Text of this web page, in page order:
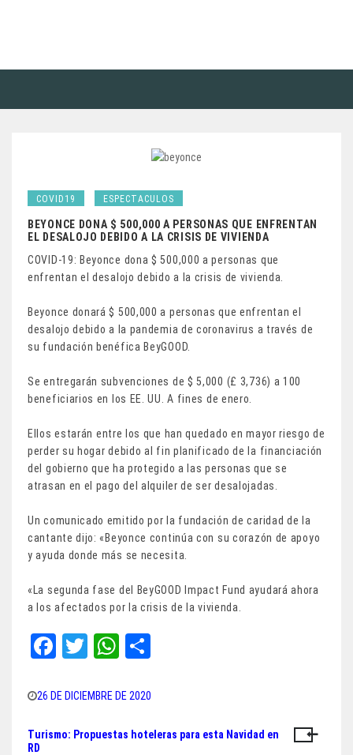
COVID19 ESPECTACULOS
BEYONCE DONA $ 500,000 A PERSONAS QUE ENFRENTAN
EL DESALOJO DEBIDO A LA CRISIS DE VIVIENDA
COVID-19: Beyonce dona $ 500,000 a personas que
enfrentan el desalojo debido a la crisis de vivienda.
Beyonce donará $ 500,000 a personas que enfrentan el
desalojo debido a la pandemia de coronavirus a través de
su fundación benéfica BeyGOOD.
Se entregarán subvenciones de $ 5,000 (£ 3,736) a 100
beneficiarios en los EE. UU. A fines de enero.
Ellos estarán entre los que han quedado en mayor riesgo de
perder su hogar debido al fin planificado de la financiación
del gobierno que ha protegido a las personas que se
atrasan en el pago del alquiler de ser desalojadas.
Un comunicado emitido por la fundación de caridad de la
cantante dijo: «Beyonce continúa con su corazón de apoyo
y ayuda donde más se necesita.
«La segunda fase del BeyGOOD Impact Fund ayudará ahora
a los afectados por la crisis de la vivienda.
Fa
bo
ok
T
tt
W
ts
A
pp
26 DE DICIEMBRE DE 2020
Navegación
Turismo: Propuestas hoteleras para esta Navidad en
RD